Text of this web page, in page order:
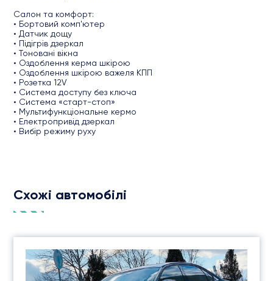
Салон та комфорт:
• Бортовий комп'ютер
• Датчик дощу
• Підігрів дзеркал
• Тоновані вікна
• Оздоблення керма шкірою
• Оздоблення шкірою важеля КПП
• Розетка 12V
• Система доступу без ключа
• Система «старт-стоп»
• Мультифункціональне кермо
• Електропривід дзеркал
• Вибір режиму руху
Схожі автомобілі